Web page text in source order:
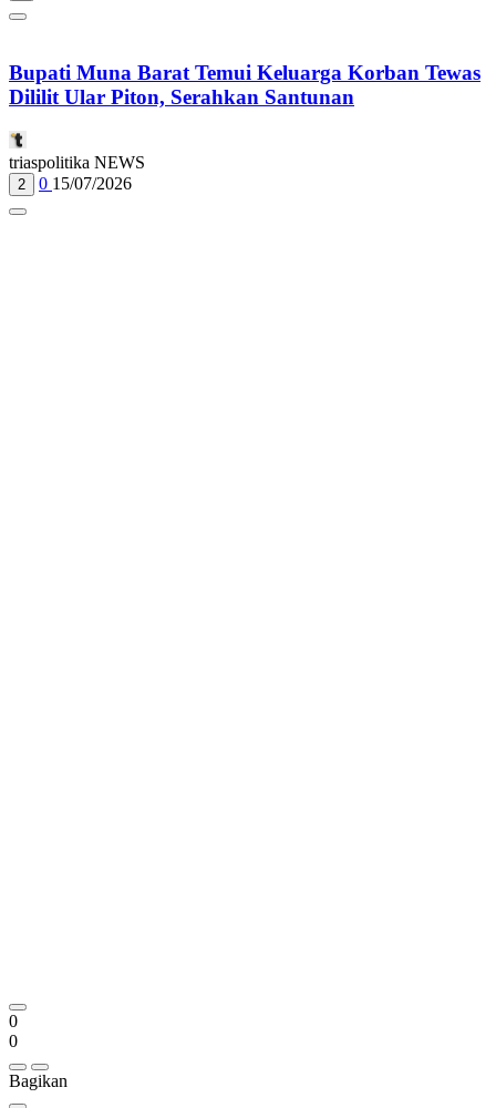
Bupati Muna Barat Temui Keluarga Korban Tewas
Dililit Ular Piton, Serahkan Santunan
triaspolitika NEWS
2 0 15/07/2026
0
0
Bagikan